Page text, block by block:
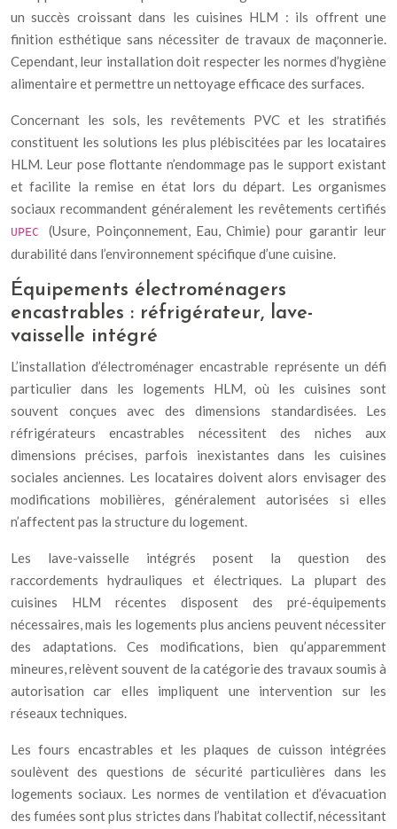
un succès croissant dans les cuisines HLM : ils offrent une
finition esthétique sans nécessiter de travaux de maçonnerie.
Cependant, leur installation doit respecter les normes d’hygiène
alimentaire et permettre un nettoyage efficace des surfaces.
Concernant les sols, les revêtements PVC et les stratifiés
constituent les solutions les plus plébiscitées par les locataires
HLM. Leur pose flottante n’endommage pas le support existant
et facilite la remise en état lors du départ. Les organismes
sociaux recommandent généralement les revêtements certifiés
UPEC(Usure, Poinçonnement, Eau, Chimie) pour garantir leur
durabilité dans l’environnement spécifique d’une cuisine.
Équipements électroménagers
encastrables : réfrigérateur, lave-
vaisselle intégré
L’installation d’électroménager encastrable représente un défi
particulier dans les logements HLM, où les cuisines sont
souvent conçues avec des dimensions standardisées. Les
réfrigérateurs encastrables nécessitent des niches aux
dimensions précises, parfois inexistantes dans les cuisines
sociales anciennes. Les locataires doivent alors envisager des
modifications mobilières, généralement autorisées si elles
n’affectent pas la structure du logement.
Les lave-vaisselle intégrés posent la question des
raccordements hydrauliques et électriques. La plupart des
cuisines HLM récentes disposent des pré-équipements
nécessaires, mais les logements plus anciens peuvent nécessiter
des adaptations. Ces modifications, bien qu’apparemment
mineures, relèvent souvent de la catégorie des travaux soumis à
autorisation car elles impliquent une intervention sur les
réseaux techniques.
Les fours encastrables et les plaques de cuisson intégrées
soulèvent des questions de sécurité particulières dans les
logements sociaux. Les normes de ventilation et d’évacuation
des fumées sont plus strictes dans l’habitat collectif, nécessitant